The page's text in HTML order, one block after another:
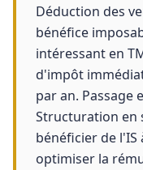
Déduction des
bénéfice
intéressant en
d'impôt
par an. Passage
Structuration en
bénéficier de l'IS
optimiser la